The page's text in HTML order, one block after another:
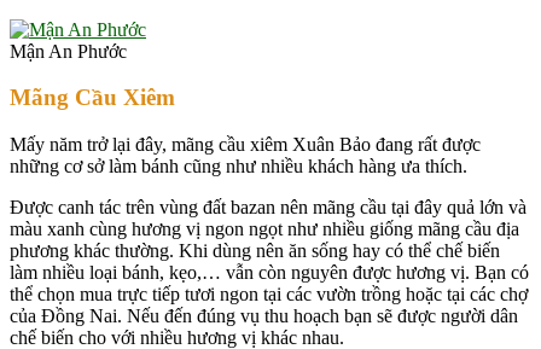
Mận An Phước
Mãng Cầu Xiêm
Mấy năm trở lại đây, mãng cầu xiêm Xuân Bảo đang rất được
những cơ sở làm bánh cũng như nhiều khách hàng ưa thích.
Được canh tác trên vùng đất bazan nên mãng cầu tại đây quả lớn và
màu xanh cùng hương vị ngon ngọt như nhiều giống mãng cầu địa
phương khác thường. Khi dùng nên ăn sống hay có thể chế biến
làm nhiều loại bánh, kẹo,… vẫn còn nguyên được hương vị. Bạn có
thể chọn mua trực tiếp tươi ngon tại các vườn trồng hoặc tại các chợ
của Đồng Nai. Nếu đến đúng vụ thu hoạch bạn sẽ được người dân
chế biến cho với nhiều hương vị khác nhau.